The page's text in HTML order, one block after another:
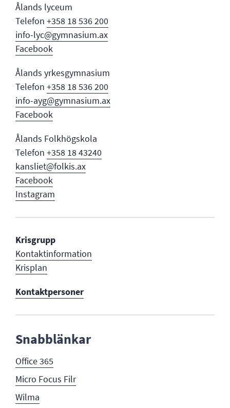
Ålands lyceum
Telefon +358 18 536 200
info-lyc@gymnasium.ax
Facebook
Ålands yrkesgymnasium
Telefon +358 18 536 200
info-ayg@gymnasium.ax
Facebook
Ålands Folkhögskola
Telefon +358 18 43240
kansliet@folkis.ax
Facebook
Instagram
Krisgrupp
Kontaktinformation
Krisplan
Kontaktpersoner
Snabblänkar
Office 365
Micro Focus Filr
Wilma